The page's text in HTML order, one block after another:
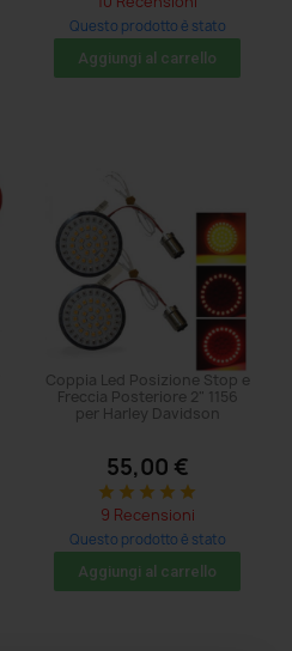
Questo prodotto è stato
acquistato: 104 volte
Aggiungi al carrello
Coppia Led Posizione Stop e
Freccia Posteriore 2" 1156
per Harley Davidson
55,00 €
star star star star star
9 Recensioni
Questo prodotto è stato
acquistato: 131 volte
Aggiungi al carrello